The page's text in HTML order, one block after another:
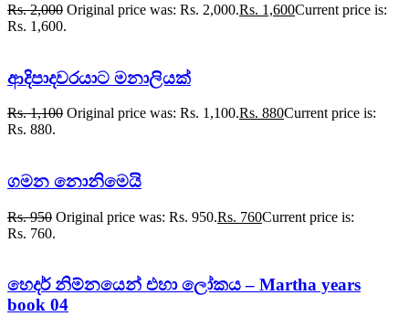
Rs.2,000 Original price was: Rs. 2,000.Rs. 1,600Current price is:
Rs. 1,600.
ආදිපාදවරයාට මනාලියක්
Rs.1,100 Original price was: Rs. 1,100.Rs. 880Current price is:
Rs. 880.
ගමන නොනිමෙයි
Rs.950 Original price was: Rs. 950.Rs. 760Current price is:
Rs. 760.
හෙදර් නිම්නයෙන් එහා ලෝකය – Martha years
book 04